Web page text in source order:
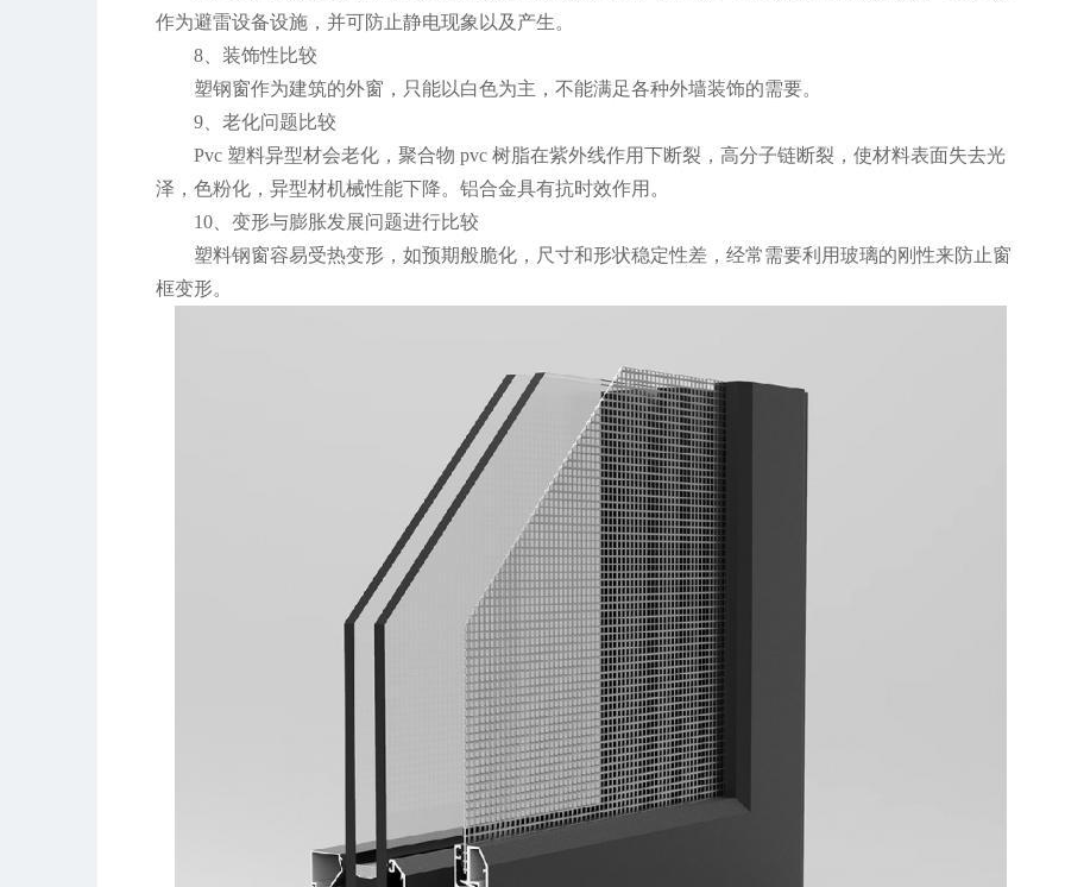
作为避雷设备设施，并可防止静电现象以及产生。
8、装饰性比较
塑钢窗作为建筑的外窗，只能以白色为主，不能满足各种外墙装饰的需要。
9、老化问题比较
Pvc 塑料异型材会老化，聚合物 pvc 树脂在紫外线作用下断裂，高分子链断裂，使材料表面失去光
泽，色粉化，异型材机械性能下降。铝合金具有抗时效作用。
10、变形与膨胀发展问题进行比较
塑料钢窗容易受热变形，如预期般脆化，尺寸和形状稳定性差，经常需要利用玻璃的刚性来防止窗
框变形。